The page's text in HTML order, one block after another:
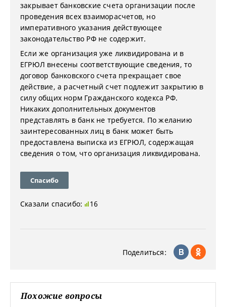
закрывает банковские счета организации после
проведения всех взаиморасчетов, но
императивного указания действующее
законодательство РФ не содержит.
Если же организация уже ликвидирована и в
ЕГРЮЛ внесены соответствующие сведения, то
договор банковского счета прекращает свое
действие, а расчетный счет подлежит закрытию в
силу общих норм Гражданского кодекса РФ.
Никаких дополнительных документов
представлять в банк не требуется. По желанию
заинтересованных лиц в банк может быть
предоставлена выписка из ЕГРЮЛ, содержащая
сведения о том, что организация ликвидирована.
Спасибо
Сказали спасибо: 16
Поделиться:
Похожие вопросы